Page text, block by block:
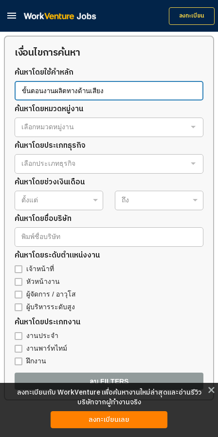
 ลงทะเบียน
เงื่อนไขการค้นหา
ค้นหาโดยใช้คำหลัก
ค้นหาโดยหมวดหมู่งาน
เลือกหมวดหมู่งาน
ค้นหาโดยประเภทธุรกิจ
เลือกประเภทธุรกิจ
ค้นหาโดยช่วงเงินเดือน
ตั้งแต่ ถึง
ค้นหาโดยชื่อบริษัท
พิมพ์ชื่อบริษัท
ค้นหาโดยระดับตำแหน่งงาน
เจ้าหน้าที่
หัวหน้างาน
ผู้จัดการ / อาวุโส
ผู้บริหารระดับสูง
ค้นหาโดยประเภทงาน
งานประจำ
งานพาร์ทไทม์
ฝึกงาน
ลบ FILTERS
close
ลงทะเบียนกับ WorkVenture เพื่อค้นหางานใหม่ล่าสุดและอ่านรีวิว
บริษัทจากผู้ทำงานจริง
ลงทะเบียนเลย